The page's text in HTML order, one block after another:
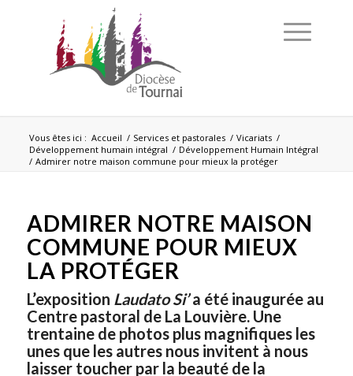
Vous êtes ici : Accueil / Services et pastorales / Vicariats /
Développement humain intégral / Développement Humain Intégral
/ Admirer notre maison commune pour mieux la protéger
ADMIRER NOTRE MAISON
COMMUNE POUR MIEUX
LA PROTÉGER
L’exposition Laudato Si’a été inaugurée au
Centre pastoral de La Louvière. Une
trentaine de photos plus magnifiques les
unes que les autres nous invitent à nous
laisser toucher par la beauté de la